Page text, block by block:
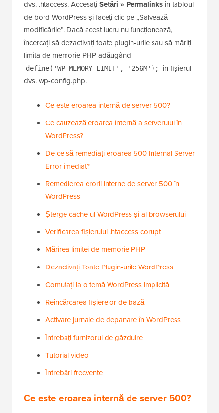
dvs. .htaccess. AccesațiSetări » Permalinksîn tabloul
de bord WordPress și faceți clic pe „Salvează
modificările”. Dacă acest lucru nu funcționează,
încercați să dezactivați toate plugin-urile sau să măriți
limita de memorie PHP adăugând
define('WP_MEMORY_LIMIT', '256M');
în fișierul
dvs. wp-config.php.
Ce este eroarea internă de server 500?
Ce cauzează eroarea internă a serverului în
WordPress?
De ce să remediați eroarea 500 Internal Server
Error imediat?
Remedierea erorii interne de server 500 în
WordPress
Șterge cache-ul WordPress și al browserului
Verificarea fișierului .htaccess corupt
Mărirea limitei de memorie PHP
Dezactivați Toate Plugin-urile WordPress
Comutați la o temă WordPress implicită
Reîncărcarea fișierelor de bază
Activare jurnale de depanare în WordPress
Întrebați furnizorul de găzduire
Tutorial video
Întrebări frecvente
Ce este eroarea internă de server 500?